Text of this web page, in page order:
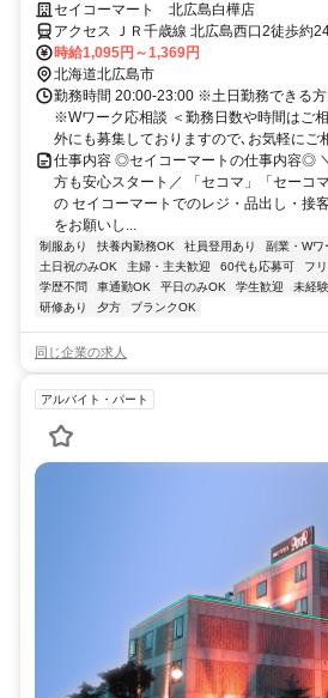
も応援！
セイコーマート 北広島白樺店
アクセス ＪＲ千歳線 北広島西口2徒歩約
約91分、ＪＲ千歳線 恵み野西口徒歩約116
時給1,095円～1,369円
北海道北広島市
勤務時間 20:00-23:00 ※土日勤務できる
※Wワーク応相談 ＜勤務日数や時間はご
外にも募集しておりますので､お気軽にご
仕事内容 ◎セイコーマートの仕事内容◎
方も安心スタート／ 「セコマ」「セーコ
の セイコーマートでのレジ・品出し・接
をお願いし...
制服あり 扶養内勤務OK 社員登用あり 副業・Wワ
土日祝のみOK
主婦・主夫歓迎 60代も応募可 フ
学歴不問
車通勤OK 平日のみOK 学生歓迎 未経
研修あり
夕方 ブランクOK
同じ企業の求人
アルバイト・パート